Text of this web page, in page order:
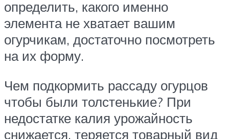
определить, какого именно
элемента не хватает вашим
огурчикам, достаточно посмотреть
на их форму.
Чем подкормить рассаду огурцов
чтобы были толстенькие? При
недостатке калия урожайность
снижается, теряется товарный вид